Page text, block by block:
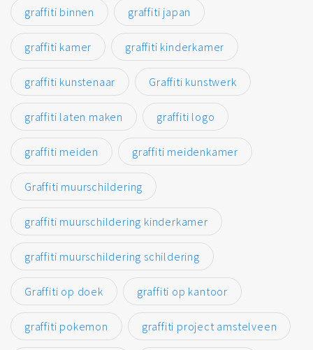
graffiti binnen graffiti japan
graffiti kamer graffiti kinderkamer
graffiti kunstenaar Graffiti kunstwerk
graffiti laten maken graffiti logo
graffiti meiden graffiti meidenkamer
Graffiti muurschildering
graffiti muurschildering kinderkamer
graffiti muurschildering schildering
Graffiti op doek graffiti op kantoor
graffiti pokemon graffiti project amstelveen